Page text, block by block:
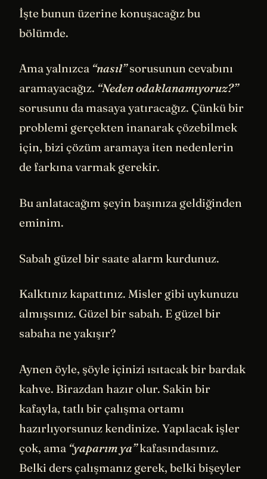
İşte bunun üzerine konuşacağız bu
bölümde.
Ama yalnızca “nasıl”sorusunun cevabını
aramayacağız. “Neden odaklanamıyoruz?”
sorusunu da masaya yatıracağız. Çünkü bir
problemi gerçekten inanarak çözebilmek
için, bizi çözüm aramaya iten nedenlerin
de farkına varmak gerekir.
Bu anlatacağım şeyin başınıza geldiğinden
eminim.
Sabah güzel bir saate alarm kurdunuz.
Kalktınız kapattınız. Misler gibi uykunuzu
almışsınız. Güzel bir sabah. E güzel bir
sabaha ne yakışır?
Aynen öyle, şöyle içinizi ısıtacak bir bardak
kahve. Birazdan hazır olur. Sakin bir
kafayla, tatlı bir çalışma ortamı
hazırlıyorsunuz kendinize. Yapılacak işler
çok, ama “yaparım ya”kafasındasınız.
Belki ders çalışmanız gerek, belki bişeyler